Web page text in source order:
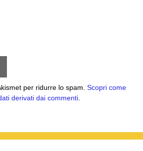
per ridurre lo spam. Scopri come
derivati dai commenti.